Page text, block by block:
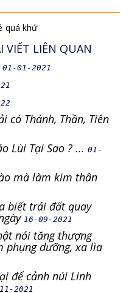
quá khứ
VIẾT LIÊN QUAN
01-01-2021
có Thánh, Thần, Tiên
Lùi Tại Sao ? ... 01-
mà làm kim thân
biết trái đất quay
16-09-2021
nói tăng thượng
phụng dưỡng, xa lìa
để cảnh núi Linh
2021